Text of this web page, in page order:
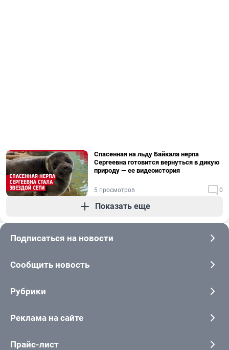
Спасенная на льду Байкала нерпа
Сергеевна готовится вернуться в дикую
природу — ее видеоистория
5 просмотров 0
Показать еще
Подписаться на новости
Сообщить новость
Рубрики
Реклама на сайте
Прайс-лист